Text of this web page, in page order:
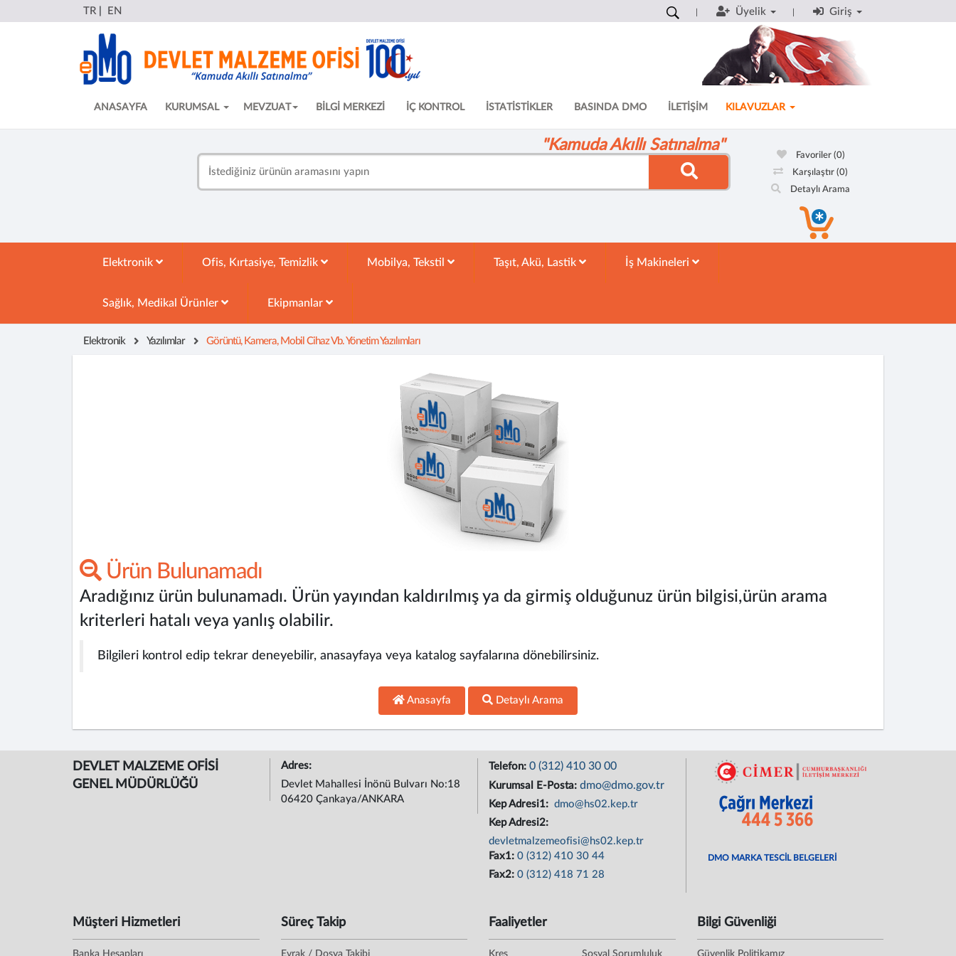
TR EN Üyelik Giriş
ANASAYFA KURUMSAL MEVZUAT BİLGİ MERKEZİ İÇ KONTROL İSTATİSTİKLER BASINDA DMO İLETİŞİM KILAVUZLAR
"Kamuda Akıllı Satınalma"
Favoriler (0)
Karşılaştır (0)
Detaylı Arama
Elektronik Ofis, Kırtasiye, Temizlik Mobilya, Tekstil Taşıt, Akü, Lastik İş Makineleri
Sağlık, Medikal Ürünler Ekipmanlar
Elektronik Yazılımlar Görüntü, Kamera, Mobil Cihaz Vb. Yönetim Yazılımları
Ürün Bulunamadı
Aradığınız ürün bulunamadı. Ürün yayından kaldırılmış ya da girmiş olduğunuz ürün bilgisi,ürün arama
kriterleri hatalı veya yanlış olabilir.
Bilgileri kontrol edip tekrar deneyebilir, anasayfaya veya katalog sayfalarına dönebilirsiniz.
Anasayfa Detaylı Arama
DEVLET MALZEME OFİSİ
GENEL MÜDÜRLÜĞÜ
Adres:
Devlet Mahallesi İnönü Bulvarı No:18
06420 Çankaya/ANKARA
Telefon: 0 (312) 410 30 00
Kurumsal E-Posta: dmo@dmo.gov.tr
Kep Adresi1: dmo@hs02.kep.tr
Kep Adresi2:
devletmalzemeofisi@hs02.kep.tr
Fax1: 0 (312) 410 30 44
Fax2: 0 (312) 418 71 28
DMO MARKA TESCİL BELGELERİ
Müşteri Hizmetleri
Banka Hesapları
Süreç Takip
Evrak / Dosya Takibi
Faaliyetler
Kreş Sosyal Sorumluluk
Bilgi Güvenliği
Güvenlik Politikamız